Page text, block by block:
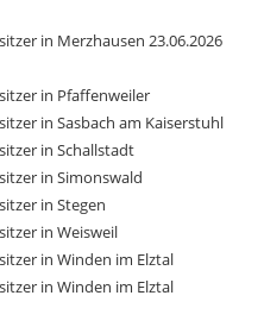
in Merzhausen 23.06.2026
in Pfaffenweiler
in Sasbach am Kaiserstuhl
in Schallstadt
in Simonswald
in Stegen
in Weisweil
in Winden im Elztal
in Winden im Elztal